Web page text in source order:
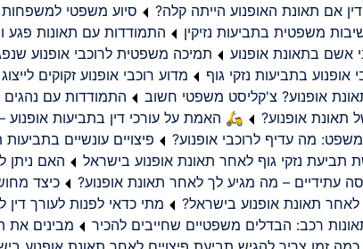
אם תאונת האופנוע הייתה קלה?
סיוע משפטי למשפחות
משפטית בתביעות נזיקין
התמודדות עם תאונות
אשם בתאונת אופנוע
תמיכה משפטית לרוכבי אופנוע
אופנוע בתביעות נזקי גוף
מדוע רוכבי אופנוע זקוקים
אופנוע? צ'קליסט משפטי חשוב
התמודדות עם
תאונת אופנוע?
🛵 האמת על עורכי דין בתביעות אופנוע
מה עדיף לרוכבי אופנוע?
פיצויים עונשיים
נזקי גוף לאחר תאונת אופנוע בישראל
האם ניתן
עתידיים – מה מגיע לך לאחר תאונת אופנוע?
כיצד
לאחר תאונת אופנוע בישראל?
מתי כדאי לפנות לעורך דין
רכב: הבדלים משפטיים שחייבים להכיר
מבינים את